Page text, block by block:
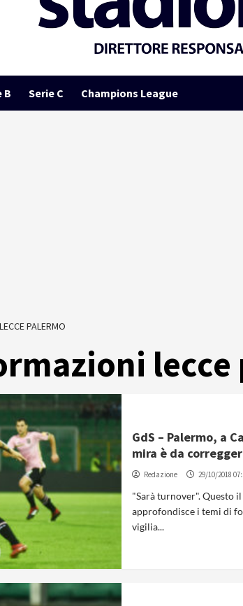
B Serie C Champions League
PALERMO
lecce
GdS – Palermo, a
mira è da
Redazione 29/10/2018
"Sarà turnover". Questo
approfondisce i temi di
vigilia...